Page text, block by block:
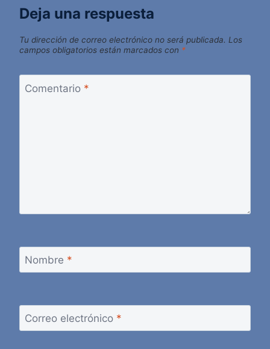
Deja una respuesta
Tu dirección de correo electrónico no será publicada. Los
campos obligatorios están marcados con *
Comentario *
Nombre *
Correo electrónico *